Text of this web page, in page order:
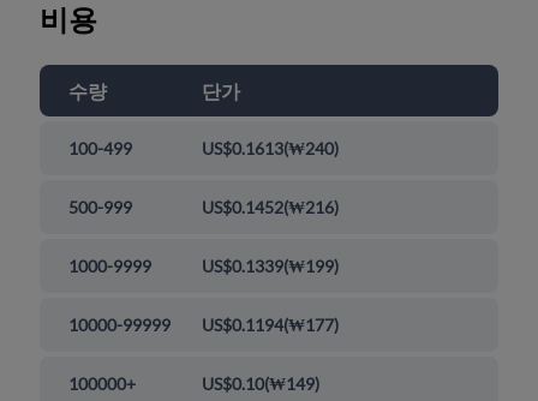
비용
수량 단가
100-499 US$0.1613(₩240)
500-999 US$0.1452(₩216)
1000-9999 US$0.1339(₩199)
10000-99999 US$0.1194(₩177)
100000+ US$0.10(₩149)